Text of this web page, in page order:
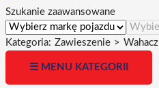
Szukanie zaawansowane
Kategoria: Zawieszenie > Wahacz
☰ MENU KATEGORII